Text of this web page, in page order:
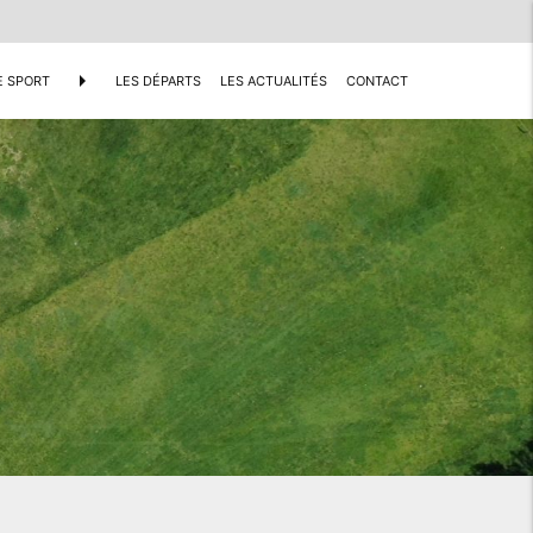
SPORT arrow_right LES DÉPARTS LES ACTUALITÉS CONTACT